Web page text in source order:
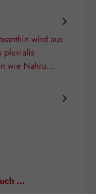
wird aus
pluvialis
wie Nahru…
…